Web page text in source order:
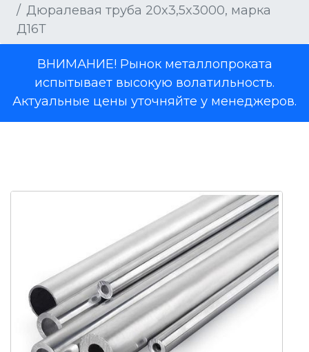
Дюралевая труба 20x3,5x3000, марка
Д16Т
ВНИМАНИЕ! Рынок металлопроката
испытывает высокую волатильность.
Актуальные цены уточняйте у менеджеров.